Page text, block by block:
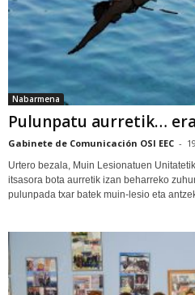
Nabarmena
Pulunpatu aurretik…
Gabinete de Comunicación OSI EEC -
Urtero bezala, Muin Lesionatuen
itsasora bota aurretik izan beharreko
pulunpada txar batek muin-lesio eta